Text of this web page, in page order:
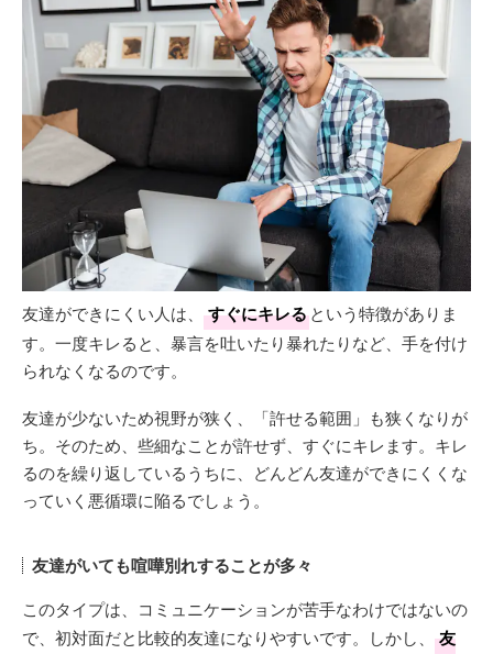
友達ができにくい人は、 すぐにキレるという特徴がありま
す。一度キレると、暴言を吐いたり暴れたりなど、手を付け
られなくなるのです。
友達が少ないため視野が狭く、「許せる範囲」も狭くなりが
ち。そのため、些細なことが許せず、すぐにキレます。キレ
るのを繰り返しているうちに、どんどん友達ができにくくな
っていく悪循環に陥るでしょう。
友達がいても喧嘩別れすることが多々
このタイプは、コミュニケーションが苦手なわけではないの
で、初対面だと比較的友達になりやすいです。しかし、
友